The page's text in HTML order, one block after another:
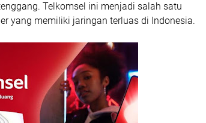
Telkomsel ini menjadi salah satu
yang memiliki jaringan terluas di Indonesia.